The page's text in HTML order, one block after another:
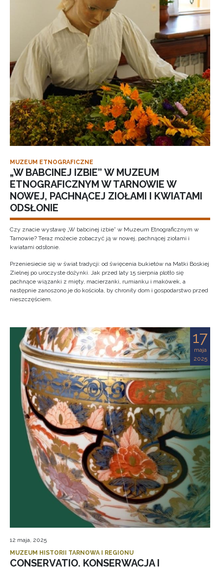
MUZEUM ETNOGRAFICZNE
„W BABCINEJ IZBIE” W MUZEUM
ETNOGRAFICZNYM W TARNOWIE W
NOWEJ, PACHNĄCEJ ZIOŁAMI I KWIATAMI
ODSŁONIE
Czy znacie wystawę „W babcinej izbie” w Muzeum Etnograficznym w
Tarnowie? Teraz możecie zobaczyć ją w nowej, pachnącej ziołami i
kwiatami odsłonie.
Przeniesiecie się w świat tradycji: od święcenia bukietów na Matki Boskiej
Zielnej po uroczyste dożynki. Jak przed laty 15 sierpnia plotło się
pachnące wiązanki z mięty, macierzanki, rumianku i makówek, a
następnie zanoszono je do kościoła, by chroniły dom i gospodarstwo przed
nieszczęściem.
17
maja
2025
12 maja, 2025
MUZEUM HISTORII TARNOWA I REGIONU
CONSERVATIO. KONSERWACJA I